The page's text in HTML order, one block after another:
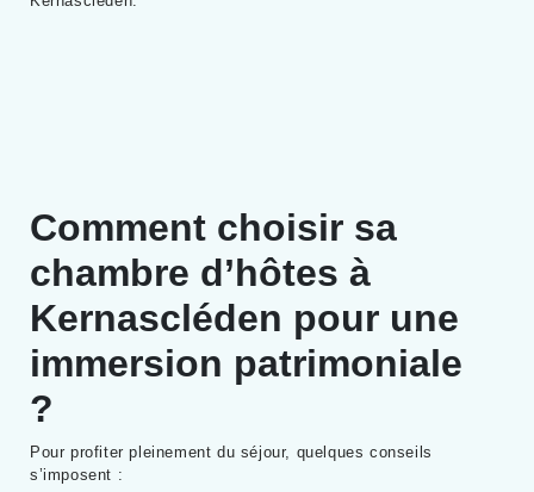
Comment choisir sa
chambre d’hôtes à
Kernascléden pour une
immersion patrimoniale
?
Pour profiter pleinement du séjour, quelques conseils
s’imposent :